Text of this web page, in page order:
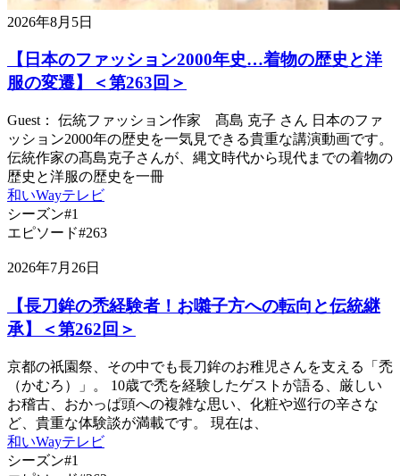
2026年8月5日
【日本のファッション2000年史…着物の歴史と洋
服の変遷】＜第263回＞
Guest： 伝統ファッション作家 髙島 克子 さん 日本のファ
ッション2000年の歴史を一気見できる貴重な講演動画です。
伝統作家の髙島克子さんが、縄文時代から現代までの着物の
歴史と洋服の歴史を一冊
和いWayテレビ
シーズン#1
エピソード#263
2026年7月26日
【長刀鉾の禿経験者！お囃子方への転向と伝統継
承】＜第262回＞
京都の祇園祭、その中でも長刀鉾のお稚児さんを支える「禿
（かむろ）」。 10歳で禿を経験したゲストが語る、厳しい
お稽古、おかっぱ頭への複雑な思い、化粧や巡行の辛さな
ど、貴重な体験談が満載です。 現在は、
和いWayテレビ
シーズン#1